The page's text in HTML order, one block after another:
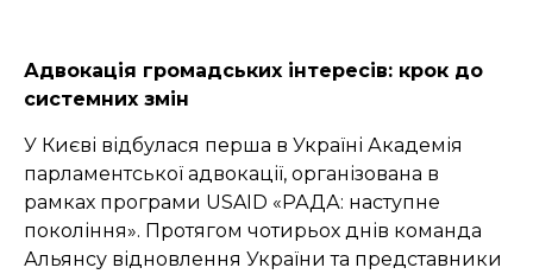
Адвокація громадських інтересів: крок до
системних змін
У Києві відбулася перша в Україні Академія
парламентської адвокації, організована в
рамках програми USAID «РАДА: наступне
покоління». Протягом чотирьох днів команда
Альянсу відновлення України та представники